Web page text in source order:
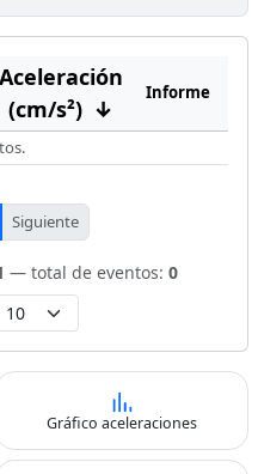
Aceleración
(cm/s²) ↓
Informe
Siguiente
— total de eventos: 0
Gráfico aceleraciones